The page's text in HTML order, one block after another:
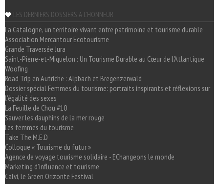
LES DERNIERS DOSSIERS A L'HONNEUR
La Catalogne, un territoire vivant entre patrimoine et tourisme durable
Association Mercantour Ecotourisme
Grande Traversée Jura
Saint-Pierre-et-Miquelon : Un Tourisme Durable au Cœur de l'Atlantique
Woofing
Road Trip en Autriche : Alpbach et Bregenzerwald
Dossier spécial Femmes du tourisme: portraits inspirants et réflexions sur
l'égalité des sexes
La Feuille de Chou #10
Sauver les dauphins de la mer rouge
Les femmes du tourisme
Take The M.E.D
Colloque « Tourisme du futur »
Agence de voyage tourisme solidaire - EChangeons le monde
Marketing d'influence et tourisme
Calvi, le Green Orizonte Festival